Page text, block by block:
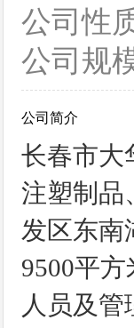
公司性
公司规
公司简介
长春市大
注塑制品
发区东南
9500平
人员及